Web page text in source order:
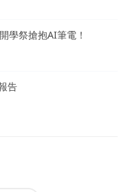
學祭搶抱AI筆電！
告